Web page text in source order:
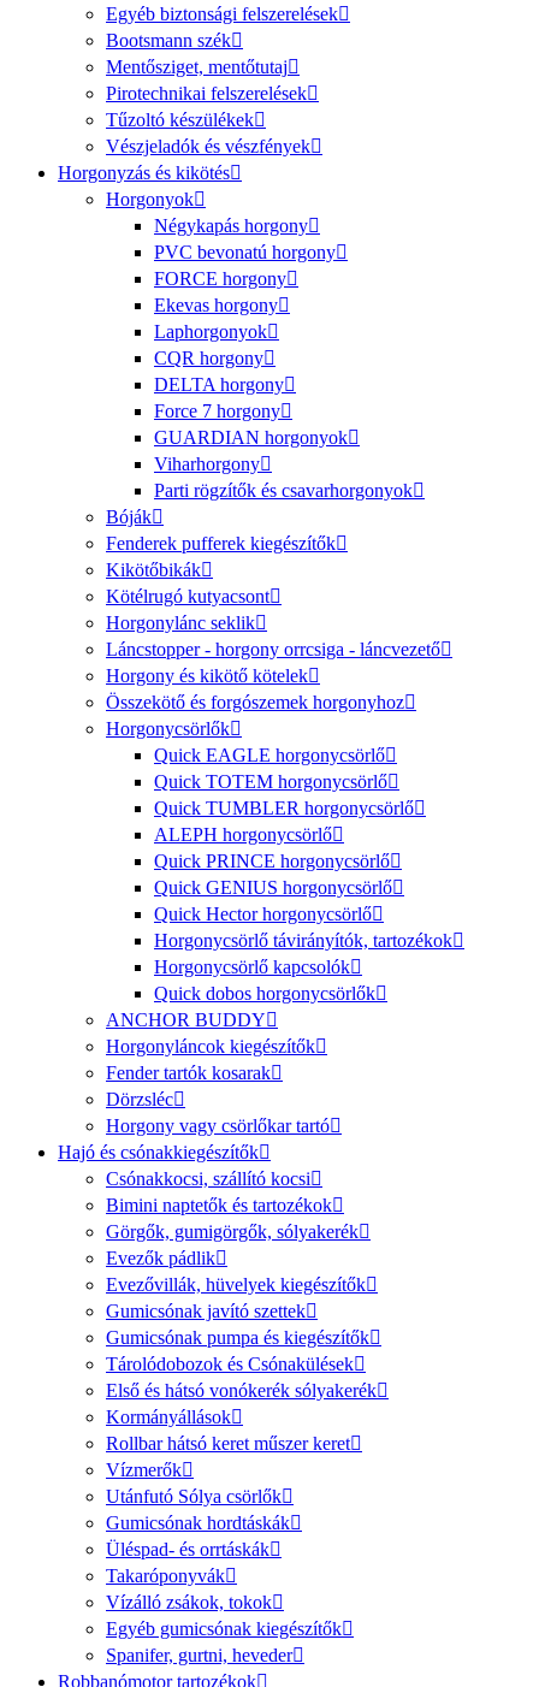
Egyéb biztonsági felszerelések
Bootsmann szék
Mentősziget, mentőtutaj
Pirotechnikai felszerelések
Tűzoltó készülékek
Vészjeladók és vészfények
Horgonyzás és kikötés
Horgonyok
Négykapás horgony
PVC bevonatú horgony
FORCE horgony
Ekevas horgony
Laphorgonyok
CQR horgony
DELTA horgony
Force 7 horgony
GUARDIAN horgonyok
Viharhorgony
Parti rögzítők és csavarhorgonyok
Bóják
Fenderek pufferek kiegészítők
Kikötőbikák
Kötélrugó kutyacsont
Horgonylánc seklik
Láncstopper - horgony orrcsiga - láncvezető
Horgony és kikötő kötelek
Összekötő és forgószemek horgonyhoz
Horgonycsörlők
Quick EAGLE horgonycsörlő
Quick TOTEM horgonycsörlő
Quick TUMBLER horgonycsörlő
ALEPH horgonycsörlő
Quick PRINCE horgonycsörlő
Quick GENIUS horgonycsörlő
Quick Hector horgonycsörlő
Horgonycsörlő távirányítók, tartozékok
Horgonycsörlő kapcsolók
Quick dobos horgonycsörlők
ANCHOR BUDDY
Horgonyláncok kiegészítők
Fender tartók kosarak
Dörzsléc
Horgony vagy csörlőkar tartó
Hajó és csónakkiegészítők
Csónakkocsi, szállító kocsi
Bimini naptetők és tartozékok
Görgők, gumigörgők, sólyakerék
Evezők pádlik
Evezővillák, hüvelyek kiegészítők
Gumicsónak javító szettek
Gumicsónak pumpa és kiegészítők
Tárolódobozok és Csónakülések
Első és hátsó vonókerék sólyakerék
Kormányállások
Rollbar hátsó keret műszer keret
Vízmerők
Utánfutó Sólya csörlők
Gumicsónak hordtáskák
Üléspad- és orrtáskák
Takaróponyvák
Vízálló zsákok, tokok
Egyéb gumicsónak kiegészítők
Spanifer, gurtni, heveder
Robbanómotor tartozékok